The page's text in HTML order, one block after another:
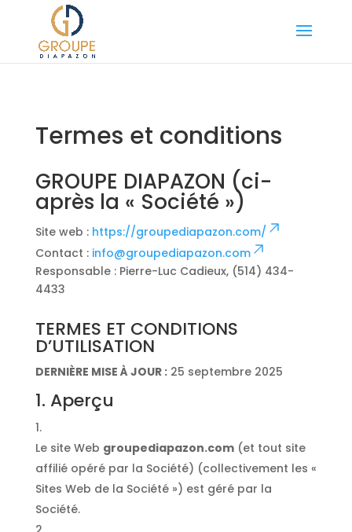
Termes et conditions
GROUPE DIAPAZON (ci-
après la « Société »)
Site web : https://groupediapazon.com/
Contact : info@groupediapazon.com
Responsable : Pierre-Luc Cadieux, (514) 434-
4433
TERMES ET CONDITIONS
D’UTILISATION
DERNIÈRE MISE À JOUR :25 septembre 2025
1. Aperçu
Le site Web groupediapazon.com(et tout site
affilié opéré par la Société) (collectivement les «
Sites Web de la Société ») est géré par la
Société.